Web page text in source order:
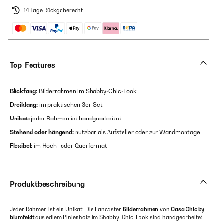
14 Tage Rückgaberecht
Top-Features
Blickfang: Bilderrahmen im Shabby-Chic-Look
Dreiklang: im praktischen 3er-Set
Unikat: jeder Rahmen ist handgearbeitet
Stehend oder hängend: nutzbar als Aufsteller oder zur Wandmontage
Flexibel: im Hoch- oder Querformat
Produktbeschreibung
Jeder Rahmen ist ein Unikat: Die Lancaster Bilderrahmen von Casa Chic by
blumfeldtaus edlem Pinienholz im Shabby-Chic-Look sind handgearbeitet